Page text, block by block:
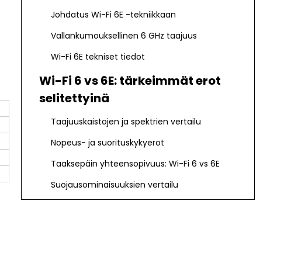
Johdatus Wi-Fi 6E -tekniikkaan
Vallankumouksellinen 6 GHz taajuus
Wi-Fi 6E tekniset tiedot
Wi-Fi 6 vs 6E: tärkeimmät erot
selitettyinä
Taajuuskaistojen ja spektrien vertailu
Nopeus- ja suorituskykyerot
Taaksepäin yhteensopivuus: Wi-Fi 6 vs 6E
Suojausominaisuuksien vertailu